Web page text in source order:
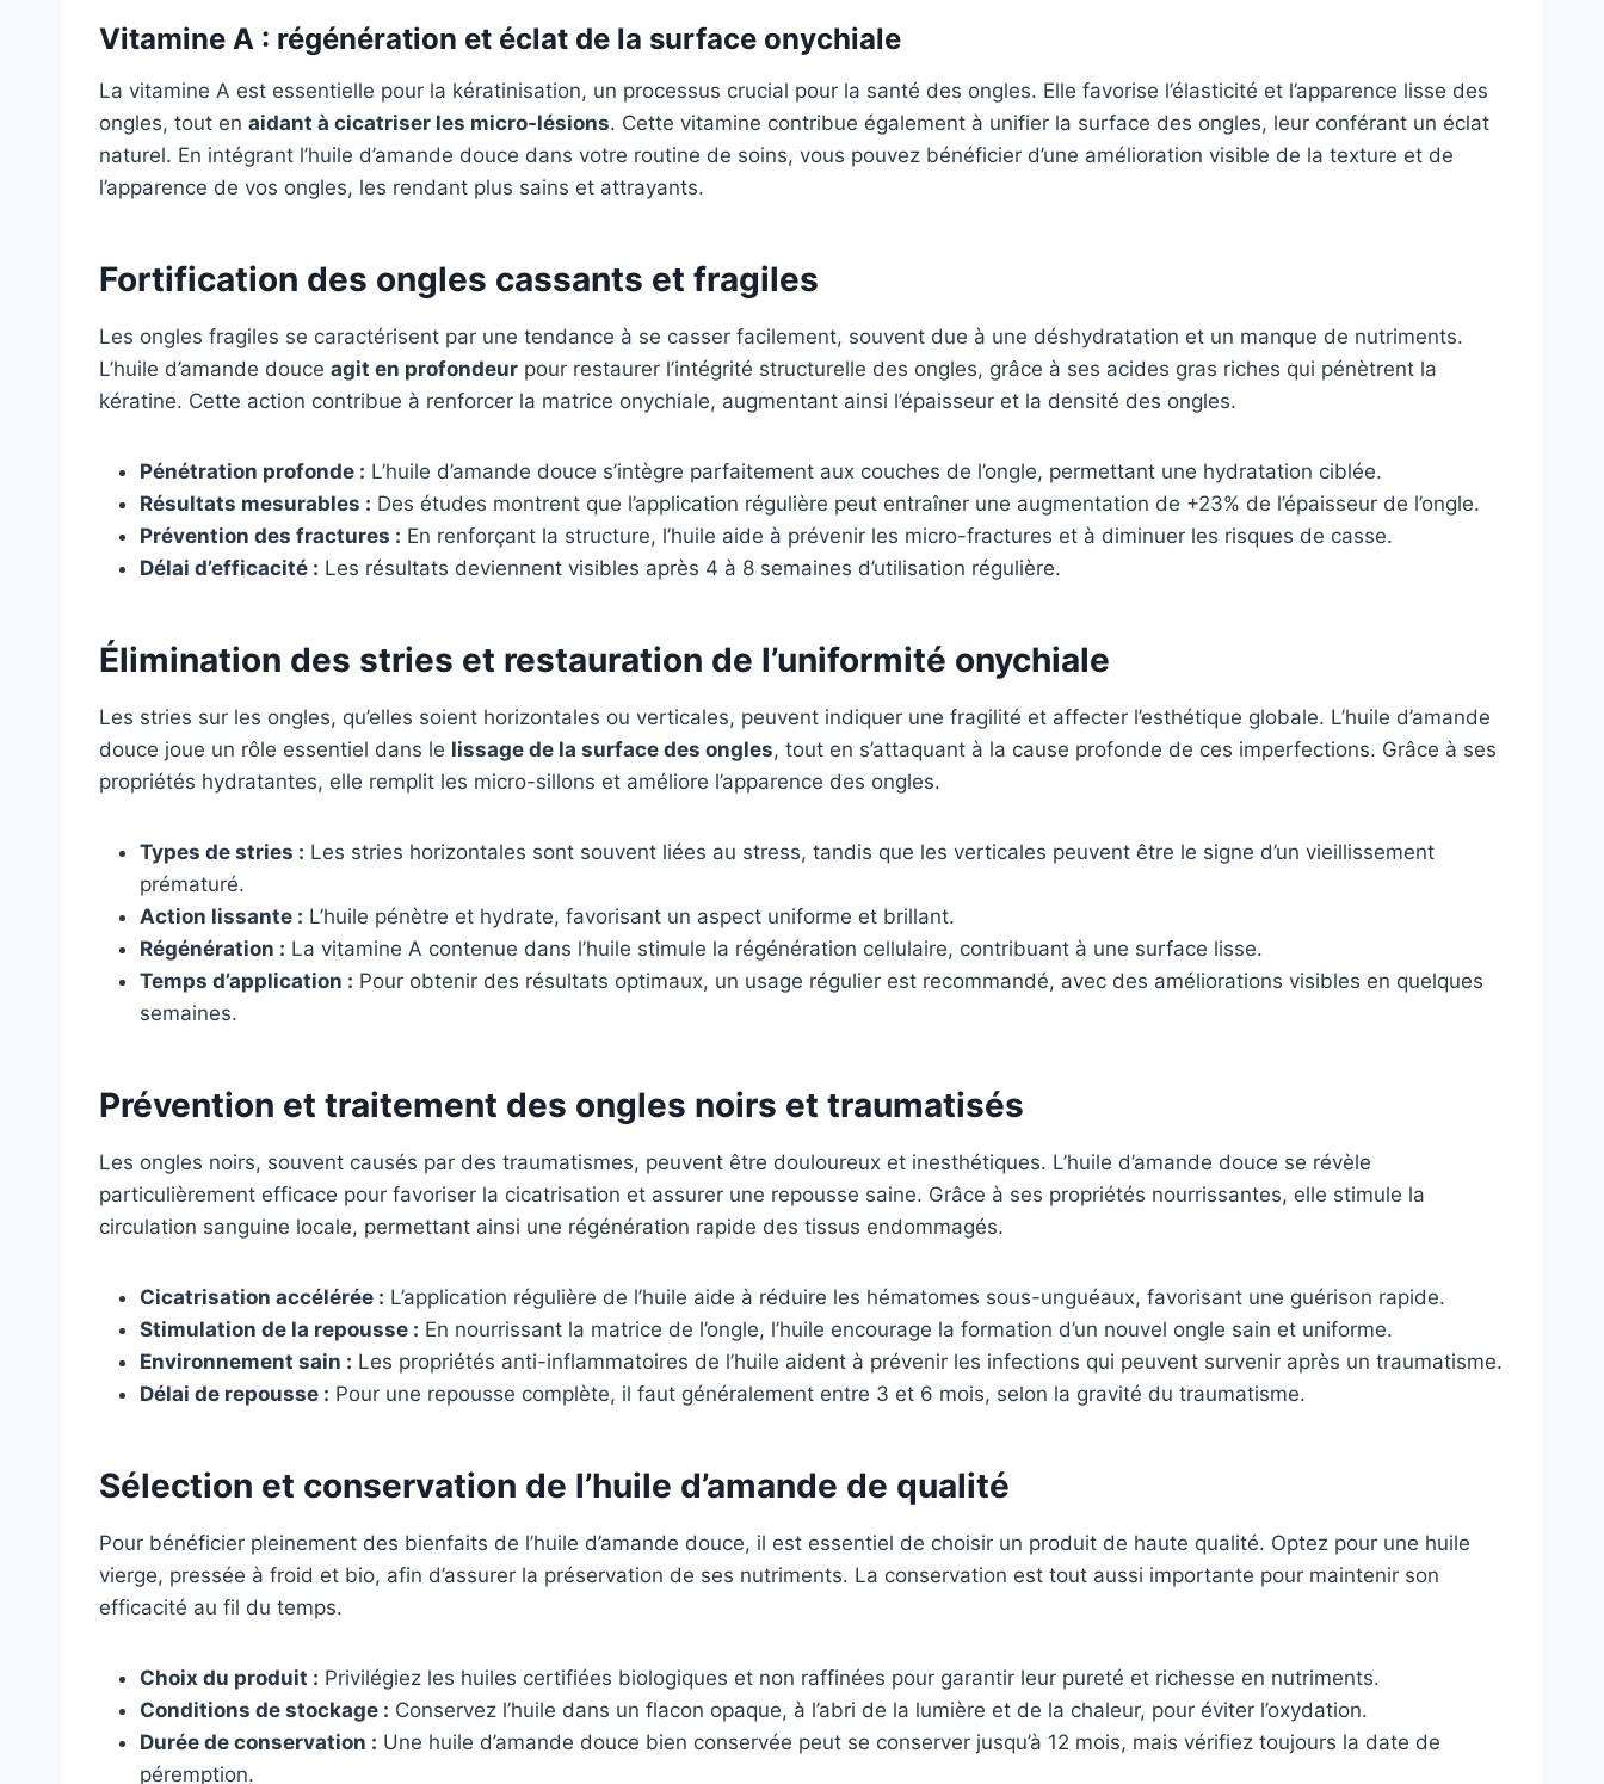
Vitamine A : régénération et éclat de la surface onychiale
La vitamine A est essentielle pour la kératinisation, un processus crucial pour la santé des ongles. Elle favorise l’élasticité et l’apparence lisse des
ongles, tout en aidant à cicatriser les micro-lésions. Cette vitamine contribue également à unifier la surface des ongles, leur conférant un éclat
naturel. En intégrant l’huile d’amande douce dans votre routine de soins, vous pouvez bénéficier d’une amélioration visible de la texture et de
l’apparence de vos ongles, les rendant plus sains et attrayants.
Fortification des ongles cassants et fragiles
Les ongles fragiles se caractérisent par une tendance à se casser facilement, souvent due à une déshydratation et un manque de nutriments.
L’huile d’amande douce agit en profondeur pour restaurer l’intégrité structurelle des ongles, grâce à ses acides gras riches qui pénètrent la
kératine. Cette action contribue à renforcer la matrice onychiale, augmentant ainsi l’épaisseur et la densité des ongles.
Pénétration profonde : L’huile d’amande douce s’intègre parfaitement aux couches de l’ongle, permettant une hydratation ciblée.
Résultats mesurables : Des études montrent que l’application régulière peut entraîner une augmentation de +23% de l’épaisseur de l’ongle.
Prévention des fractures : En renforçant la structure, l’huile aide à prévenir les micro-fractures et à diminuer les risques de casse.
Délai d’efficacité : Les résultats deviennent visibles après 4 à 8 semaines d’utilisation régulière.
Élimination des stries et restauration de l’uniformité onychiale
Les stries sur les ongles, qu’elles soient horizontales ou verticales, peuvent indiquer une fragilité et affecter l’esthétique globale. L’huile d’amande
douce joue un rôle essentiel dans le lissage de la surface des ongles, tout en s’attaquant à la cause profonde de ces imperfections. Grâce à ses
propriétés hydratantes, elle remplit les micro-sillons et améliore l’apparence des ongles.
Types de stries : Les stries horizontales sont souvent liées au stress, tandis que les verticales peuvent être le signe d’un vieillissement
prématuré.
Action lissante : L’huile pénètre et hydrate, favorisant un aspect uniforme et brillant.
Régénération : La vitamine A contenue dans l’huile stimule la régénération cellulaire, contribuant à une surface lisse.
Temps d’application : Pour obtenir des résultats optimaux, un usage régulier est recommandé, avec des améliorations visibles en quelques
semaines.
Prévention et traitement des ongles noirs et traumatisés
Les ongles noirs, souvent causés par des traumatismes, peuvent être douloureux et inesthétiques. L’huile d’amande douce se révèle
particulièrement efficace pour favoriser la cicatrisation et assurer une repousse saine. Grâce à ses propriétés nourrissantes, elle stimule la
circulation sanguine locale, permettant ainsi une régénération rapide des tissus endommagés.
Cicatrisation accélérée : L’application régulière de l’huile aide à réduire les hématomes sous-unguéaux, favorisant une guérison rapide.
Stimulation de la repousse : En nourrissant la matrice de l’ongle, l’huile encourage la formation d’un nouvel ongle sain et uniforme.
Environnement sain : Les propriétés anti-inflammatoires de l’huile aident à prévenir les infections qui peuvent survenir après un traumatisme.
Délai de repousse : Pour une repousse complète, il faut généralement entre 3 et 6 mois, selon la gravité du traumatisme.
Sélection et conservation de l’huile d’amande de qualité
Pour bénéficier pleinement des bienfaits de l’huile d’amande douce, il est essentiel de choisir un produit de haute qualité. Optez pour une huile
vierge, pressée à froid et bio, afin d’assurer la préservation de ses nutriments. La conservation est tout aussi importante pour maintenir son
efficacité au fil du temps.
Choix du produit : Privilégiez les huiles certifiées biologiques et non raffinées pour garantir leur pureté et richesse en nutriments.
Conditions de stockage : Conservez l’huile dans un flacon opaque, à l’abri de la lumière et de la chaleur, pour éviter l’oxydation.
Durée de conservation : Une huile d’amande douce bien conservée peut se conserver jusqu’à 12 mois, mais vérifiez toujours la date de
péremption.